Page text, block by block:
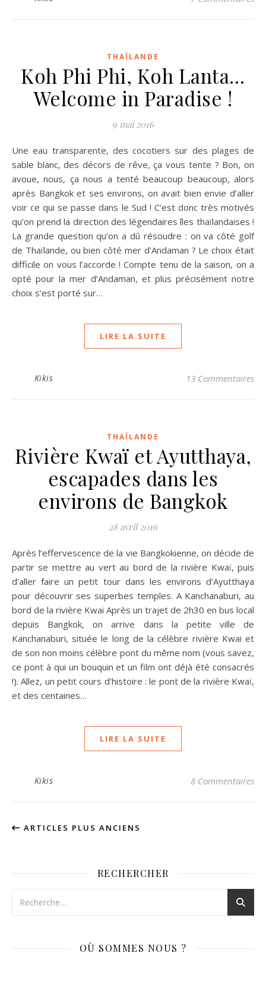
THAÏLANDE
Koh Phi Phi, Koh Lanta…
Welcome in Paradise !
9 mai 2016
Une eau transparente, des cocotiers sur des plages de
sable blanc, des décors de rêve, ça vous tente ? Bon, on
avoue, nous, ça nous a tenté beaucoup beaucoup, alors
après Bangkok et ses environs, on avait bien envie d’aller
voir ce qui se passe dans le Sud ! C’est donc très motivés
qu’on prend la direction des légendaires îles thaïlandaises !
La grande question qu’on a dû résoudre : on va côté golf
de Thaïlande, ou bien côté mer d’Andaman ? Le choix était
difficile on vous l’accorde ! Compte tenu de la saison, on a
opté pour la mer d’Andaman, et plus précisément notre
choix s’est porté sur…
LIRE LA SUITE
Kikis 13 Commentaires
THAÏLANDE
Rivière Kwaï et Ayutthaya,
escapades dans les
environs de Bangkok
28 avril 2016
Après l’effervescence de la vie Bangkokienne, on décide de
partir se mettre au vert au bord de la rivière Kwaï, puis
d’aller faire un petit tour dans les environs d’Ayutthaya
pour découvrir ses superbes temples. A Kanchanaburi, au
bord de la rivière Kwai Après un trajet de 2h30 en bus local
depuis Bangkok, on arrive dans la petite ville de
Kanchanaburi, située le long de la célèbre rivière Kwai et
de son non moins célèbre pont du même nom (vous savez,
ce pont à qui un bouquin et un film ont déjà été consacrés
!). Allez, un petit cours d’histoire : le pont de la rivière Kwaï,
et des centaines…
LIRE LA SUITE
Kikis 8 Commentaires
ARTICLES PLUS ANCIENS
RECHERCHER
OÙ SOMMES NOUS ?